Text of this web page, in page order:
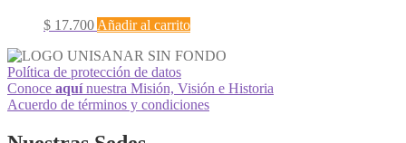
$ 17.700 Añadir al carrito
Política de protección de datos
Conoce aquínuestra Misión, Visión e Historia
Acuerdo de términos y condiciones